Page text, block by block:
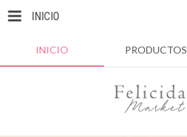
INICIO
INICIO PRODUCTOS